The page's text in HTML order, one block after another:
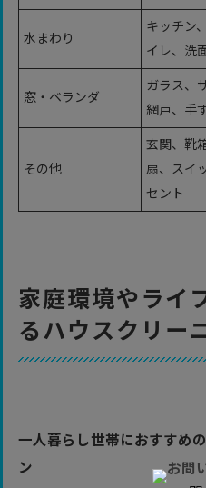
水まわり
キッチン
イレ、洗
窓・ベランダ
ガラス、
網戸、手
その他
玄関、靴
扇、スイ
セント
家庭環境やライ
るハウスクリー
一人暮らし世帯におすすめ
ン